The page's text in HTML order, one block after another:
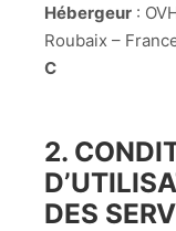
Hébergeur :
Roubaix –
C
2.
DES